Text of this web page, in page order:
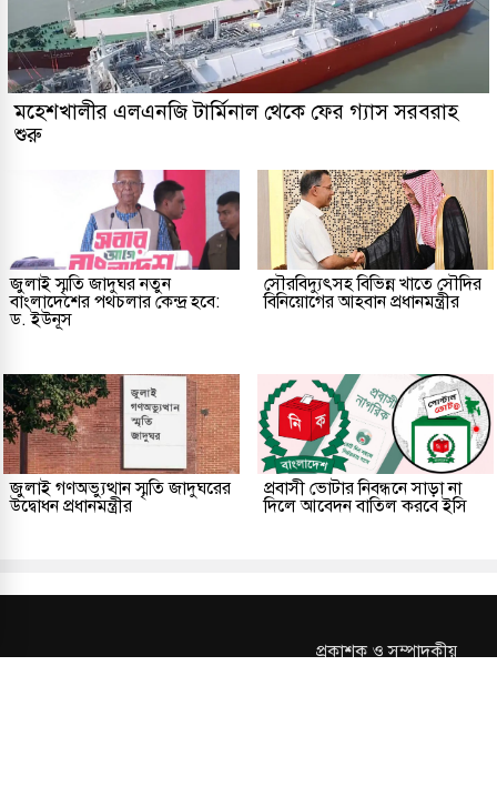
মহেশখালীর এলএনজি টার্মিনাল থেকে ফের গ্যাস সরবরাহ
শুরু
জুলাই স্মৃতি জাদুঘর নতুন
বাংলাদেশের পথচলার কেন্দ্র হবে:
ড. ইউনূস
সৌরবিদ্যুৎসহ বিভিন্ন খাতে সৌদির
বিনিয়োগের আহবান প্রধানমন্ত্রীর
জুলাই গণঅভ্যুত্থান স্মৃতি জাদুঘরের
উদ্বোধন প্রধানমন্ত্রীর
প্রবাসী ভোটার নিবন্ধনে সাড়া না
দিলে আবেদন বাতিল করবে ইসি
প্রকাশক ও সম্পাদকীয়